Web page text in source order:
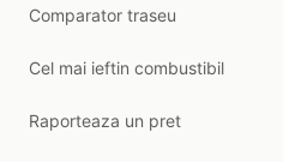
Comparator traseu
Cel mai ieftin combustibil
Raporteaza un pret